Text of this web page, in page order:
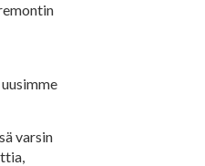
varsin